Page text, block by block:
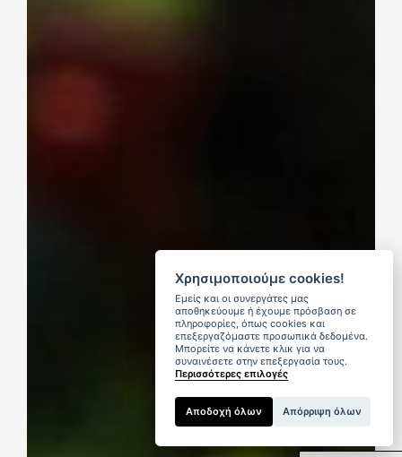
Χρησιμοποιούμε cookies!
Εμείς και οι συνεργάτες μας
αποθηκεύουμε ή έχουμε πρόσβαση σε
πληροφορίες, όπως cookies και
επεξεργαζόμαστε προσωπικά δεδομένα.
Μπορείτε να κάνετε κλικ για να
συναινέσετε στην επεξεργασία τους.
Περισσότερες επιλογές
Αποδοχή όλων Απόρριψη όλων